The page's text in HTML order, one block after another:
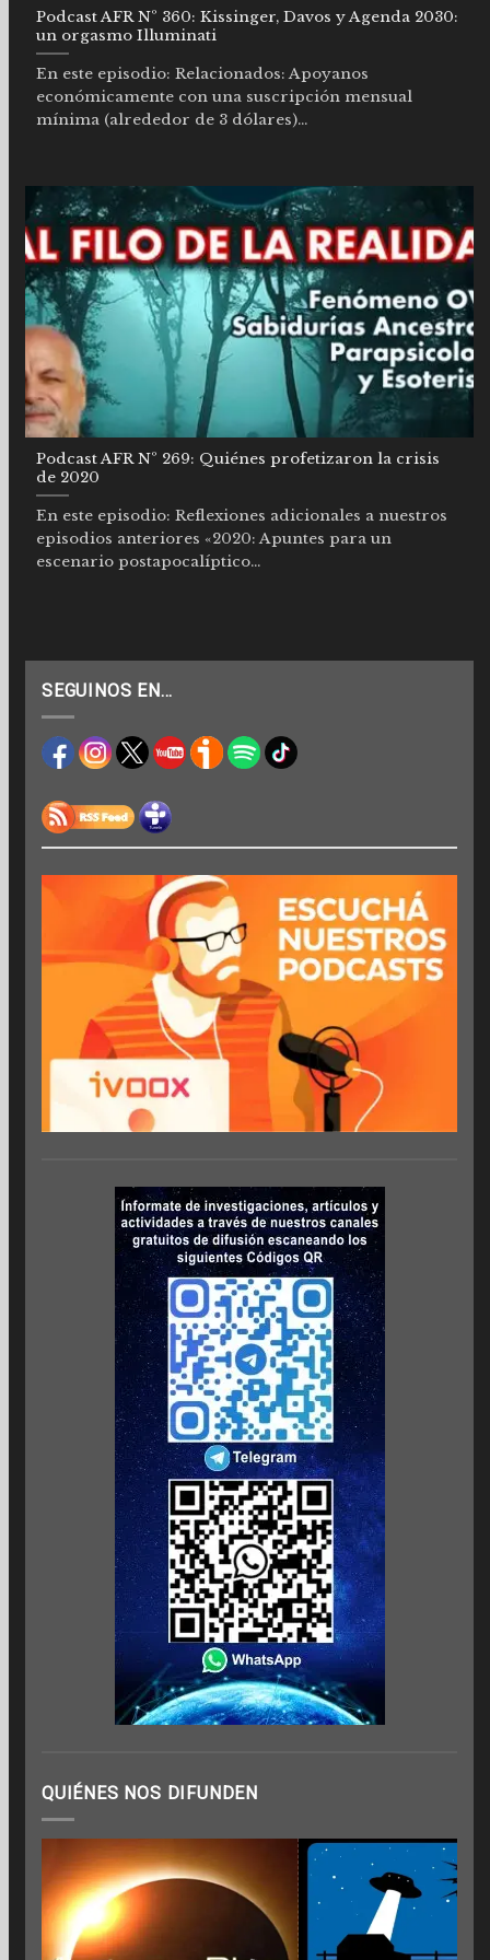
Podcast AFR Nº 360: Kissinger, Davos y Agenda 2030:
un orgasmo Illuminati
En este episodio: Relacionados: Apoyanos
económicamente con una suscripción mensual
mínima (alrededor de 3 dólares)...
Podcast AFR Nº 269: Quiénes profetizaron la crisis
de 2020
En este episodio: Reflexiones adicionales a nuestros
episodios anteriores «2020: Apuntes para un
escenario postapocalíptico...
SEGUINOS EN…
QUIÉNES NOS DIFUNDEN